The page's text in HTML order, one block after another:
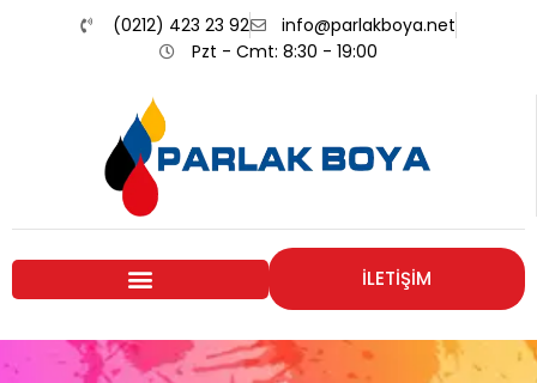
(0212) 423 23 92
info@parlakboya.net
Pzt - Cmt: 8:30 - 19:00
İLETİŞİM